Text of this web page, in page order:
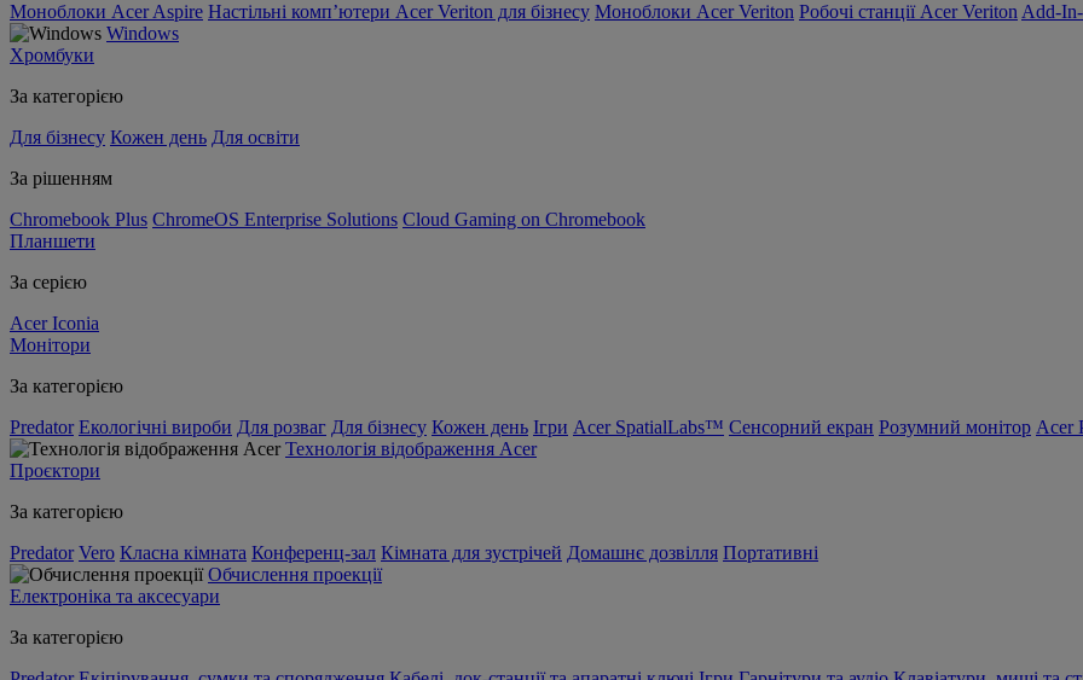
Моноблоки Acer Aspire Настільні комп’ютери Acer Veriton для бізнесу Моноблоки Acer Veriton Робочі станції Acer Veriton Add-
Windows
Хромбуки
За категорією
Для бізнесу Кожен день Для освіти
За рішенням
Chromebook Plus ChromeOS Enterprise Solutions Cloud Gaming on Chromebook
Планшети
За серією
Acer Iconia
Монітори
За категорією
Predator Екологічні вироби Для розваг Для бізнесу Кожен день Ігри Acer SpatialLabs™ Сенсорний екран Розумний монітор Acer
Технологія відображення Acer
Проєктори
За категорією
Predator Vero Класна кімната Конференц-зал Кімната для зустрічей Домашнє дозвілля Портативні
Обчислення проекції
Електроніка та аксесуари
За категорією